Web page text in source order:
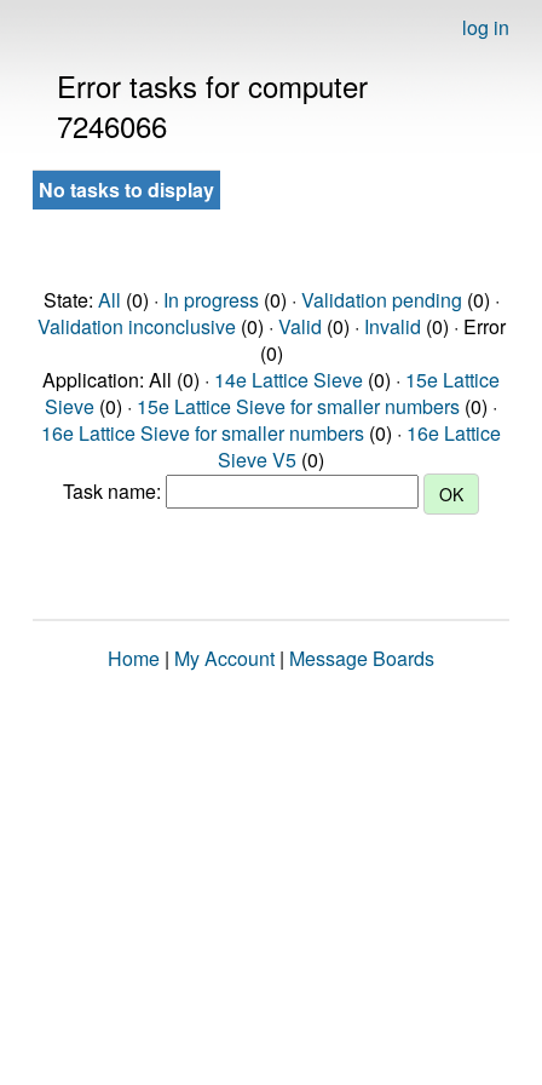
log in
Error tasks for computer
7246066
No tasks to display
State: All (0) · In progress(0) · Validation pending (0) ·
Validation inconclusive(0) · Valid (0) · Invalid (0) · Error
(0)
Application: All (0) · 14e Lattice Sieve (0) · 15e Lattice
Sieve (0) · 15e Lattice Sieve for smaller numbers (0) ·
16e Lattice Sieve for smaller numbers (0) · 16e Lattice
Sieve V5 (0)
Task name:
Home | My Account | Message Boards